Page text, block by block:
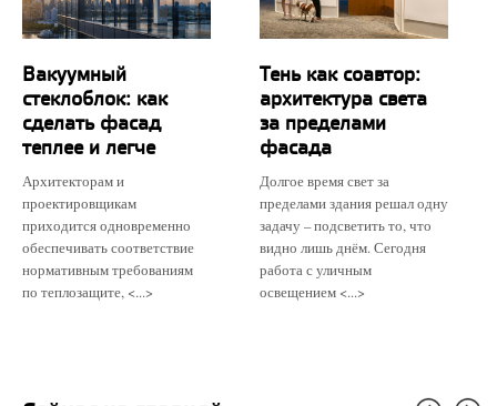
Вакуумный
стеклоблок: как
сделать фасад
теплее и легче
Архитекторам и
проектировщикам
приходится одновременно
обеспечивать соответствие
нормативным требованиям
по теплозащите, <...>
Тень как соавтор:
архитектура света
за пределами
фасада
Долгое время свет за
пределами здания решал одну
задачу – подсветить то, что
видно лишь днём. Сегодня
работа с уличным
освещением <...>